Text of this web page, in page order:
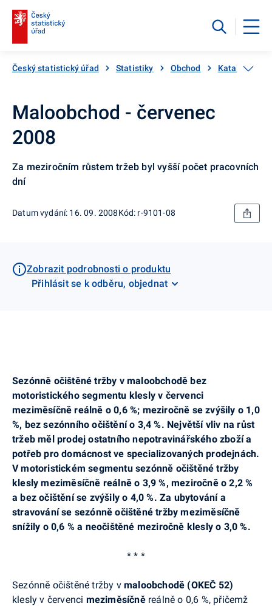
Český statistický úřad Statistiky Obchod Katalog
Maloobchod - červenec
2008
Za meziročním růstem tržeb byl vyšší počet pracovních
dní
Datum vydání: 16. 09. 2008Kód: r-9101-08
Zobrazit podrobnosti o produktu
Přihlásit se k odběru, objednat
Sezónně očištěné tržby v maloobchodě bez
motoristického segmentu klesly v červenci
meziměsíčně reálně o 0,6 %; meziročně se zvýšily o 1,0
%, bez sezónního očištění o 3,4 %. Největší vliv na růst
tržeb měl prodej ostatního nepotravinářského zboží a
potřeb pro domácnost ve specializovaných prodejnách.
V motoristickém segmentu sezónně očištěné tržby
klesly meziměsíčně reálně o 3,9 %, meziročně o 2,2 %
a bez očištění se zvýšily o 4,0 %. Za ubytování a
stravování se sezónně očištěné tržby meziměsíčně
snížily o 0,6 % a neočištěné meziročně klesly o 3,0 %.
* * *
Sezónně očištěné tržby vmaloobchodě (OKEČ 52)
klesly v červenci meziměsíčně reálně o 0,6 %, přičemž